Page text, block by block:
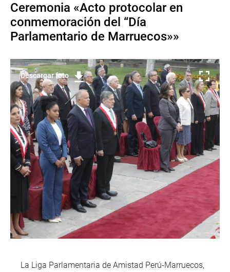
Ceremonia «Acto protocolar en
conmemoración del “Día
Parlamentario de Marruecos»»
Descargar foto
La Liga Parlamentaria de Amistad Perú-Marruecos,